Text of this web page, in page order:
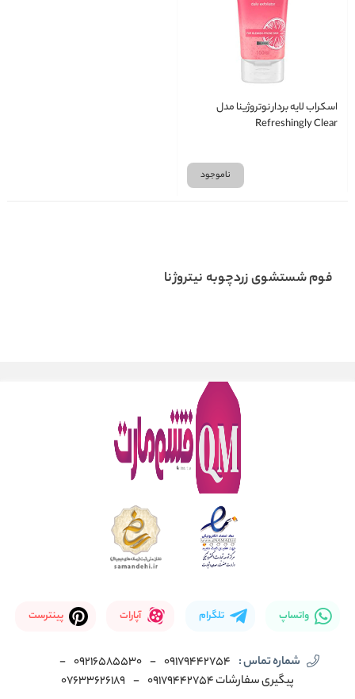
اسکراب لایه بردار نوتروژینا مدل
Refreshingly Clear
ناموجود
فوم شستشوی زردچوبه نیتروژنا
واتساپ تلگرام آپارات پینترست
شماره تماس : 09179442754
-
09216585530
-
پیگیری سفارشات 09179442754
-
07633626189